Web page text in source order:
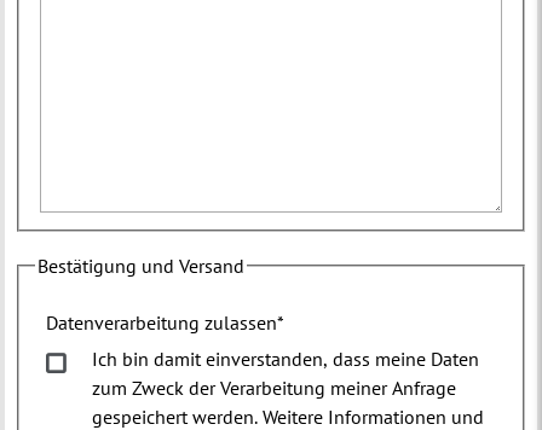
Bestätigung und Versand
Datenverarbeitung zulassen*
Ich bin damit einverstanden, dass meine Daten
zum Zweck der Verarbeitung meiner Anfrage
gespeichert werden. Weitere Informationen und